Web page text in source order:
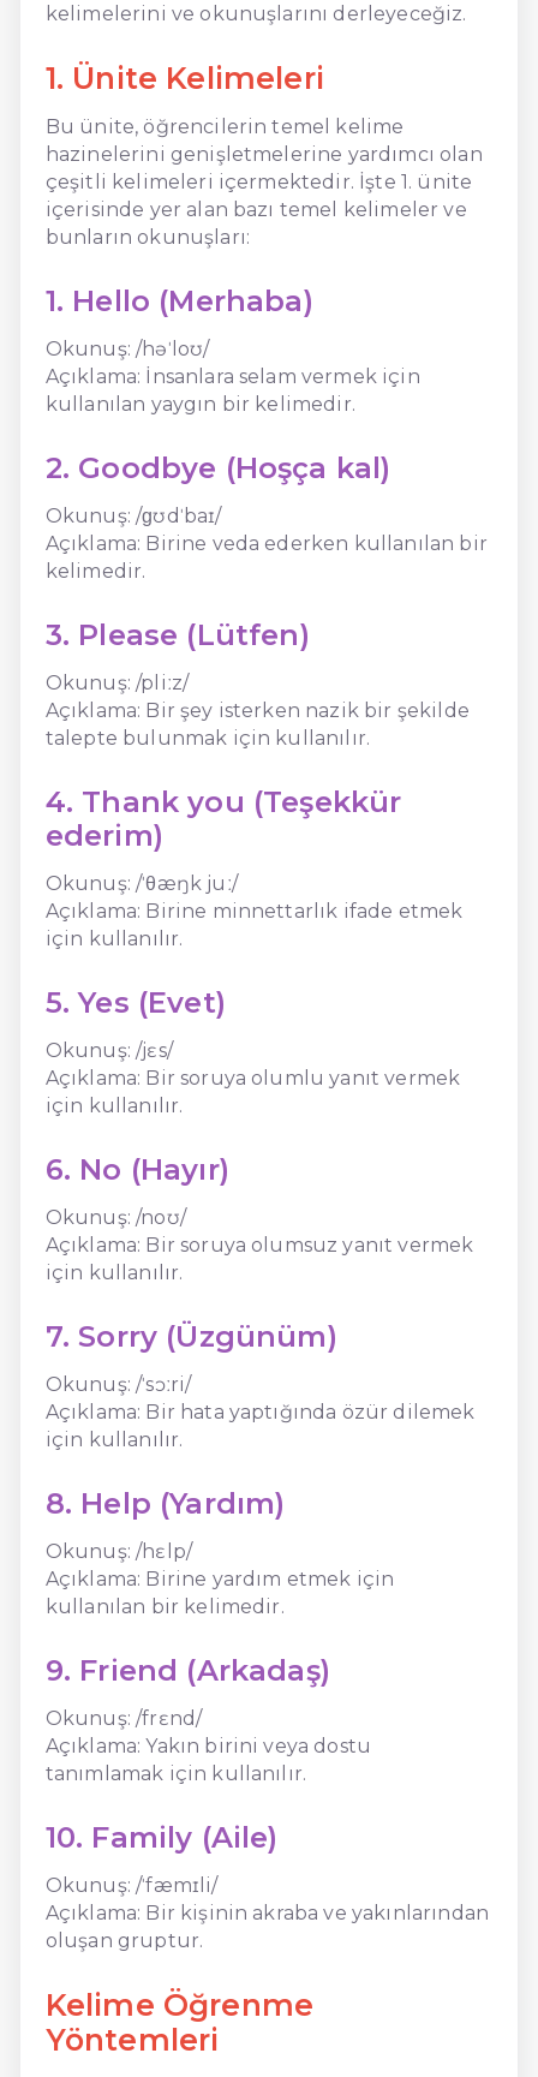
kelimelerini ve okunuşlarını derleyeceğiz.
1. Ünite Kelimeleri
Bu ünite, öğrencilerin temel kelime
hazinelerini genişletmelerine yardımcı olan
çeşitli kelimeleri içermektedir. İşte 1. ünite
içerisinde yer alan bazı temel kelimeler ve
bunların okunuşları:
1. Hello (Merhaba)
Okunuş: /həˈloʊ/
Açıklama: İnsanlara selam vermek için
kullanılan yaygın bir kelimedir.
2. Goodbye (Hoşça kal)
Okunuş: /ɡʊdˈbaɪ/
Açıklama: Birine veda ederken kullanılan bir
kelimedir.
3. Please (Lütfen)
Okunuş: /pliːz/
Açıklama: Bir şey isterken nazik bir şekilde
talepte bulunmak için kullanılır.
4. Thank you (Teşekkür
ederim)
Okunuş: /ˈθæŋk juː/
Açıklama: Birine minnettarlık ifade etmek
için kullanılır.
5. Yes (Evet)
Okunuş: /jɛs/
Açıklama: Bir soruya olumlu yanıt vermek
için kullanılır.
6. No (Hayır)
Okunuş: /noʊ/
Açıklama: Bir soruya olumsuz yanıt vermek
için kullanılır.
7. Sorry (Üzgünüm)
Okunuş: /ˈsɔːri/
Açıklama: Bir hata yaptığında özür dilemek
için kullanılır.
8. Help (Yardım)
Okunuş: /hɛlp/
Açıklama: Birine yardım etmek için
kullanılan bir kelimedir.
9. Friend (Arkadaş)
Okunuş: /frɛnd/
Açıklama: Yakın birini veya dostu
tanımlamak için kullanılır.
10. Family (Aile)
Okunuş: /ˈfæmɪli/
Açıklama: Bir kişinin akraba ve yakınlarından
oluşan gruptur.
Kelime Öğrenme
Yöntemleri